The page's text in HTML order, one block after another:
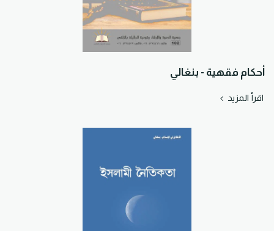
أحكام فقهية - بنغالي
اقرأ المزيد